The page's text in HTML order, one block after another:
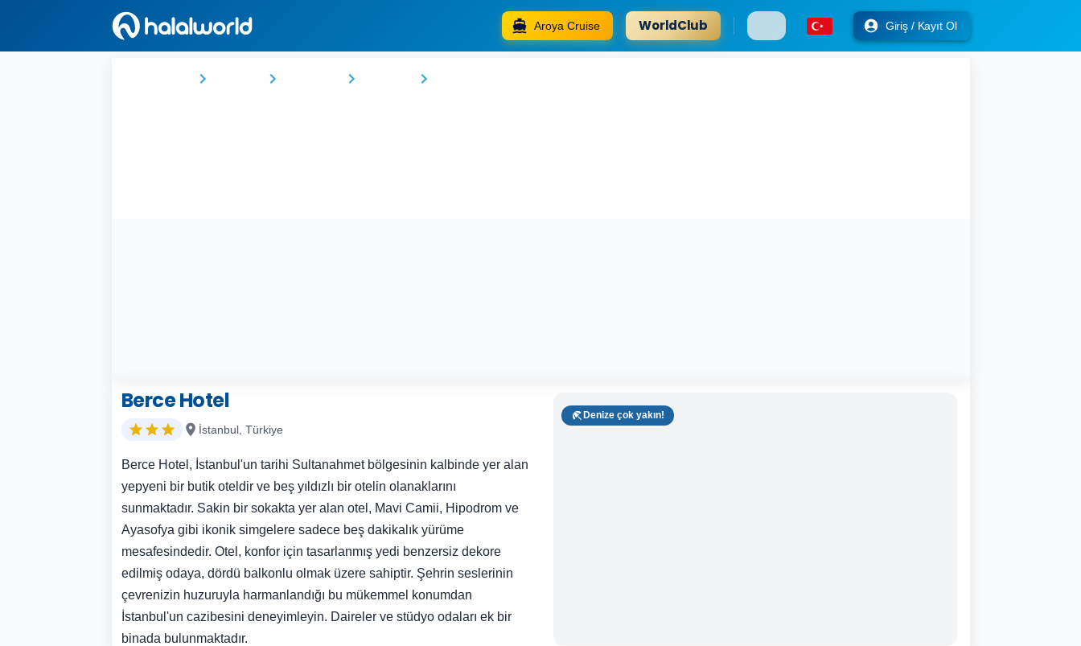
Aroya Cruise WorldClub Giriş / Kayıt Ol
Berce Hotel
İstanbul, Türkiye
Berce Hotel, İstanbul'un tarihi Sultanahmet bölgesinin kalbinde yer alan
yepyeni bir butik oteldir ve beş yıldızlı bir otelin olanaklarını
sunmaktadır. Sakin bir sokakta yer alan otel, Mavi Camii, Hipodrom ve
Ayasofya gibi ikonik simgelere sadece beş dakikalık yürüme
mesafesindedir. Otel, konfor için tasarlanmış yedi benzersiz dekore
edilmiş odaya, dördü balkonlu olmak üzere sahiptir. Şehrin seslerinin
çevrenizin huzuruyla harmanlandığı bu mükemmel konumdan
İstanbul'un cazibesini deneyimleyin. Daireler ve stüdyo odaları ek bir
binada bulunmaktadır.
Denize çok yakın!